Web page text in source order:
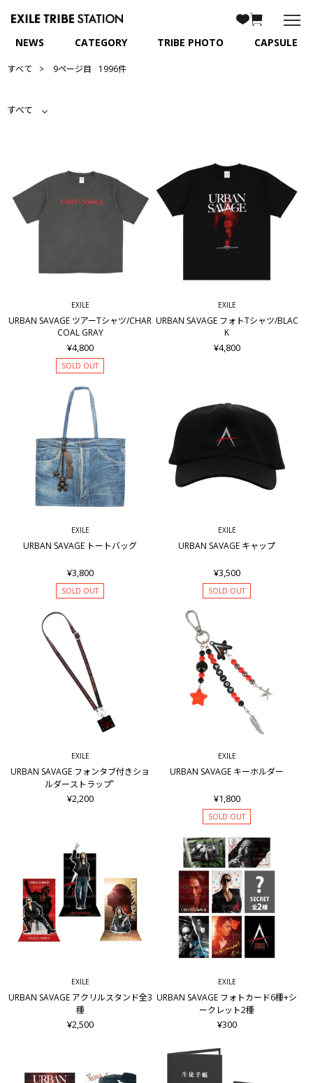
NEWS CATEGORY TRIBE PHOTO CAPSULE
すべて 9ページ目 1996件
すべて
EXILE
URBAN SAVAGE ツアーTシャツ/CHAR
COAL GRAY
¥4,800
SOLD OUT
EXILE
URBAN SAVAGE フォトTシャツ/BLAC
K
¥4,800
EXILE
URBAN SAVAGE トートバッグ
¥3,800
SOLD OUT
EXILE
URBAN SAVAGE キャップ
¥3,500
SOLD OUT
EXILE
URBAN SAVAGE フォンタブ付きショ
ルダーストラップﾟ
¥2,200
EXILE
URBAN SAVAGE キーホルダー
¥1,800
SOLD OUT
EXILE
URBAN SAVAGE アクリルスタンド全3
種
¥2,500
EXILE
URBAN SAVAGE フォトカード6種+シ
ークレット2種
¥300